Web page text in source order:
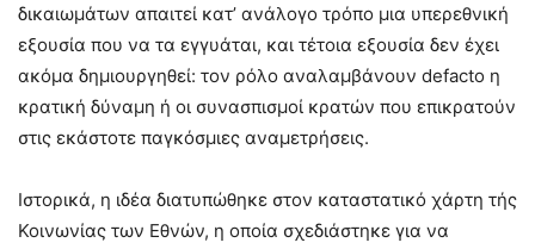
δικαιωμάτων απαιτεί κατ’ ανάλογο τρόπο μια υπερεθνική
εξουσία που να τα εγγυάται, και τέτοια εξουσία δεν έχει
ακόμα δημιουργηθεί: τον ρόλο αναλαμβάνουν defacto η
κρατική δύναμη ή οι συνασπισμοί κρατών που επικρατούν
στις εκάστοτε παγκόσμιες αναμετρήσεις.
Ιστορικά, η ιδέα διατυπώθηκε στον καταστατικό χάρτη τής
Κοινωνίας των Εθνών, η οποία σχεδιάστηκε για να